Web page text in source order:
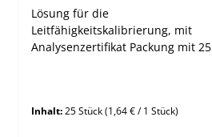
Lösung für die
Leitfähigkeitskalibrierung, mit
Analysenzertifikat Packung mit 25
Inhalt:25 Stück(1,64 € / 1 Stück)